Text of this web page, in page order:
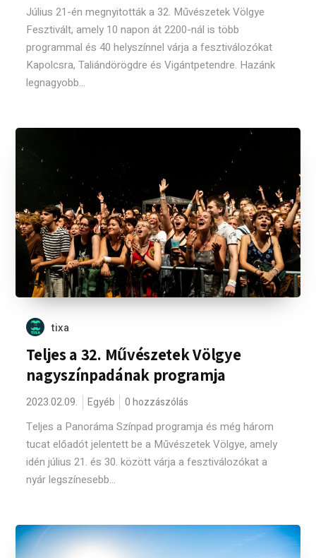
Július 21-én megnyitották a 32. Művészetek Völgye
Fesztivált, amely 10 napon át 2200-nál is több
programmal és 40 helyszínnel várja a fesztiválozókat
Kapolcsra, Taliándörögdre és Vigántpetendre. Hazánk
legnagyobb...
tixa
Teljes a 32. Művészetek Völgye
nagyszínpadának programja
2023.02.09. Egyéb 0 hozzászólás
Teljes a Panoráma Színpad programja és még három
tucat előadót jelentett be a Művészetek Völgye, amely
idén július 21. és 30. között várja a fesztiválozókat a
nyár legszínesebb...